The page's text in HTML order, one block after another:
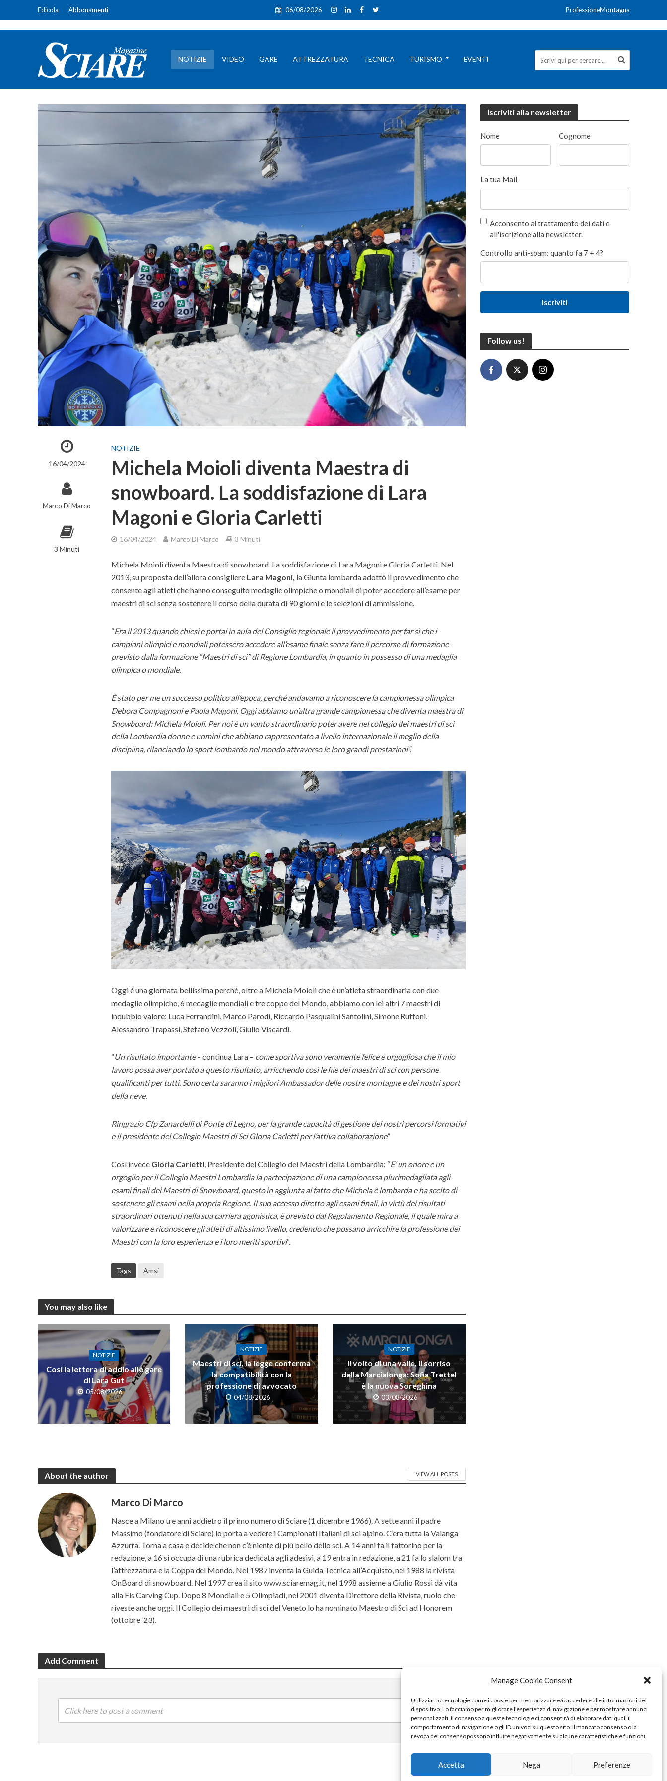
Manage Cookie Consent
Utilizziamo tecnologie come i cookie per memorizzare e/o accedere alle informazioni del
dispositivo. Lo facciamo per migliorare l'esperienza di navigazione e per mostrare annunci
personalizzati. Il consenso a queste tecnologie ci consentirà di elaborare dati quali il
comportamento di navigazione o gli ID univoci su questo sito. Il mancato consenso o la
revoca del consenso possono influire negativamente su alcune caratteristiche e funzioni.
Accetta Nega Preferenze
Edicola Abbonamenti ProfessioneMontagna
06/08/2026
NOTIZIE VIDEO GARE ATTREZZATURA TECNICA TURISMO EVENTI
16/04/2024
Marco Di Marco
3 Minuti
NOTIZIE
Michela Moioli diventa Maestra di
snowboard. La soddisfazione di Lara
Magoni e Gloria Carletti
16/04/2024 Marco Di Marco 3 Minuti
Michela Moioli diventa Maestra di snowboard. La soddisfazione di Lara Magoni e Gloria Carletti. Nel
2013, su proposta dell’allora consigliere Lara Magoni, la Giunta lombarda adottò il provvedimento che
consente agli atleti che hanno conseguito medaglie olimpiche o mondiali di poter accedere all’esame per
maestri di sci senza sostenere il corso della durata di 90 giorni e le selezioni di ammissione.
“Era il 2013 quando chiesi e portai in aula del Consiglio regionale il provvedimento per far sì che i
campioni olimpici e mondiali potessero accedere all’esame finale senza fare il percorso di formazione
previsto dalla formazione “Maestri di sci” di Regione Lombardia, in quanto in possesso di una medaglia
olimpica o mondiale.
È stato per me un successo politico all’epoca, perché andavamo a riconoscere la campionessa olimpica
Debora Compagnoni e Paola Magoni. Oggi abbiamo un’altra grande campionessa che diventa maestra di
Snowboard: Michela Moioli. Per noi è un vanto straordinario poter avere nel collegio dei maestri di sci
della Lombardia donne e uomini che abbiano rappresentato a livello internazionale il meglio della
disciplina, rilanciando lo sport lombardo nel mondo attraverso le loro grandi prestazioni”.
Oggi è una giornata bellissima perché, oltre a Michela Moioli che è un’atleta straordinaria con due
medaglie olimpiche, 6 medaglie mondiali e tre coppe del Mondo, abbiamo con lei altri 7 maestri di
indubbio valore: Luca Ferrandini, Marco Parodi, Riccardo Pasqualini Santolini, Simone Ruffoni,
Alessandro Trapassi, Stefano Vezzoli, Giulio Viscardi.
“Un risultato importante– continua Lara – come sportiva sono veramente felice e orgogliosa che il mio
lavoro possa aver portato a questo risultato, arricchendo così le file dei maestri di sci con persone
qualificanti per tutti. Sono certa saranno i migliori Ambassador delle nostre montagne e dei nostri sport
della neve.
Ringrazio Cfp Zanardelli di Ponte di Legno, per la grande capacità di gestione dei nostri percorsi formativi
e il presidente del Collegio Maestri di Sci Gloria Carletti per l’attiva collaborazione”
Così invece Gloria Carletti, Presidente del Collegio dei Maestri della Lombardia: “E’ un onore e un
orgoglio per il Collegio Maestri Lombardia la partecipazione di una campionessa plurimedagliata agli
esami finali dei Maestri di Snowboard, questo in aggiunta al fatto che Michela è lombarda e ha scelto di
sostenere gli esami nella propria Regione. Il suo accesso diretto agli esami finali, in virtù dei risultati
straordinari ottenuti nella sua carriera agonistica, è previsto dal Regolamento Regionale, il quale mira a
valorizzare e riconoscere gli atleti di altissimo livello, credendo che possano arricchire la professione dei
Maestri con la loro esperienza e i loro meriti sportivi“.
Tags Amsi
You may also like
NOTIZIE
Così la lettera di addio alle gare
di Lara Gut
05/08/2026
NOTIZIE
Maestri di sci, la legge conferma
la compatibilità con la
professione di avvocato
04/08/2026
NOTIZIE
Il volto di una valle, il sorriso
della Marcialonga: Sofia Trettel
è la nuova Soreghina
03/08/2026
About the author VIEW ALL POSTS
Marco Di Marco
Nasce a Milano tre anni addietro il primo numero di Sciare (1 dicembre 1966). A sette anni il padre
Massimo (fondatore di Sciare) lo porta a vedere i Campionati Italiani di sci alpino. C’era tutta la Valanga
Azzurra. Torna a casa e decide che non c’è niente di più bello dello sci. A 14 anni fa il fattorino per la
redazione, a 16 si occupa di una rubrica dedicata agli adesivi, a 19 entra in redazione, a 21 fa lo slalom tra
l’attrezzatura e la Coppa del Mondo. Nel 1987 inventa la Guida Tecnica all’Acquisto, nel 1988 la rivista
OnBoard di snowboard. Nel 1997 crea il sito www.sciaremag.it, nel 1998 assieme a Giulio Rossi dà vita
alla Fis Carving Cup. Dopo 8 Mondiali e 5 Olimpiadi, nel 2001 diventa Direttore della Rivista, ruolo che
riveste anche oggi. Il Collegio dei maestri di sci del Veneto lo ha nominato Maestro di Sci ad Honorem
(ottobre ’23).
Add Comment
Click here to post a comment
Iscriviti alla newsletter
Nome Cognome
La tua Mail
Acconsento al trattamento dei dati e
all'iscrizione alla newsletter.
Controllo anti-spam: quanto fa 7 + 4?
Iscriviti
Follow us!